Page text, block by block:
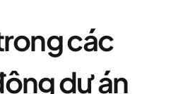
các
dự án